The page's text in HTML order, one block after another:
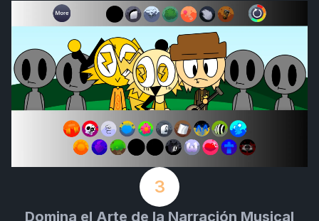
3
Domina el Arte de la Narración Musical